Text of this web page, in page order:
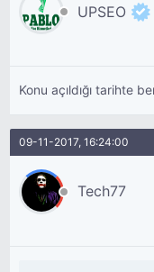
UPSEO
Konu açıldığı tarihte
09-11-2017, 16:24:00
Tech77